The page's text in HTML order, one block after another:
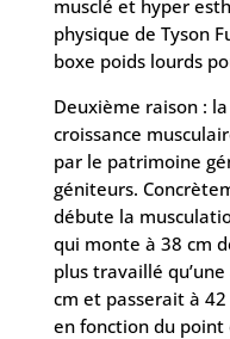
musclé et hyper
physique de Tyson
boxe poids lourds
Deuxième raison :
croissance
par le patrimoine
géniteurs.
débute la
qui monte à 38 cm
plus travaillé
cm et passerait à 42
en fonction du